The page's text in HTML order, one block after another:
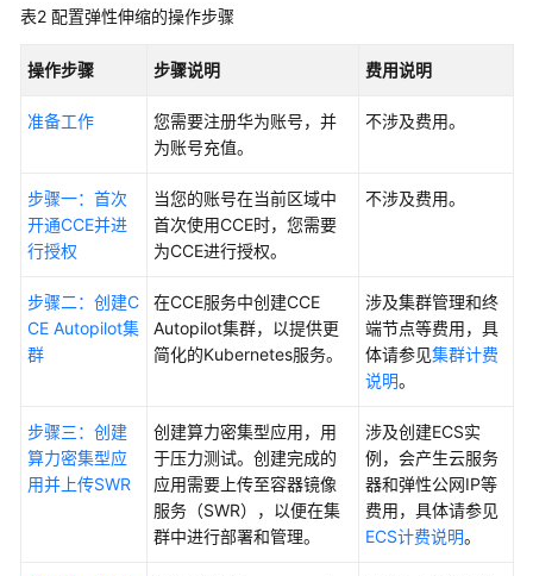
考
产
术
责
任
共
云
服
级
协
议
表2 配置弹性伸缩的操作步骤
操作步骤 步骤说明 费用说明
准备工作
您需要注册华为账号，并
为账号充值。
不涉及费用。
步骤一：首次
开通CCE并进
行授权
当您的账号在当前区域中
首次使用CCE时，您需要
为CCE进行授权。
不涉及费用。
步骤二：创建C
CE Autopilot集
群
在CCE服务中创建CCE
Autopilot集群，以提供更
简化的Kubernetes服务。
涉及集群管理和终
端节点等费用，具
体请参见集群计费
说明。
步骤三：创建
算力密集型应
用并上传SWR
创建算力密集型应用，用
于压力测试。创建完成的
应用需要上传至容器镜像
服务（SWR），以便在集
群中进行部署和管理。
涉及创建ECS实
例，会产生云服务
器和弹性公网IP等
费用，具体请参见
ECS计费说明。